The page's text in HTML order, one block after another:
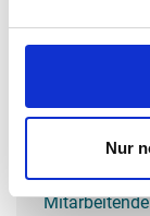
Nur
des
Besonders